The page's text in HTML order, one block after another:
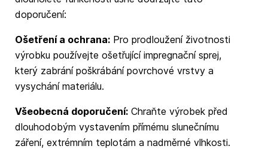
doporučení:
Ošetření a ochrana:Pro prodloužení životnosti
výrobku používejte ošetřující impregnační sprej,
který zabrání poškrábání povrchové vrstvy a
vysychání materiálu.
Všeobecná doporučení:Chraňte výrobek před
dlouhodobým vystavením přímému slunečnímu
záření, extrémním teplotám a nadměrné vlhkosti.